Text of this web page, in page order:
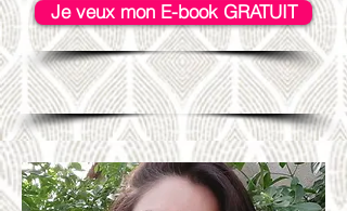
Je veux mon E-book GRATUIT